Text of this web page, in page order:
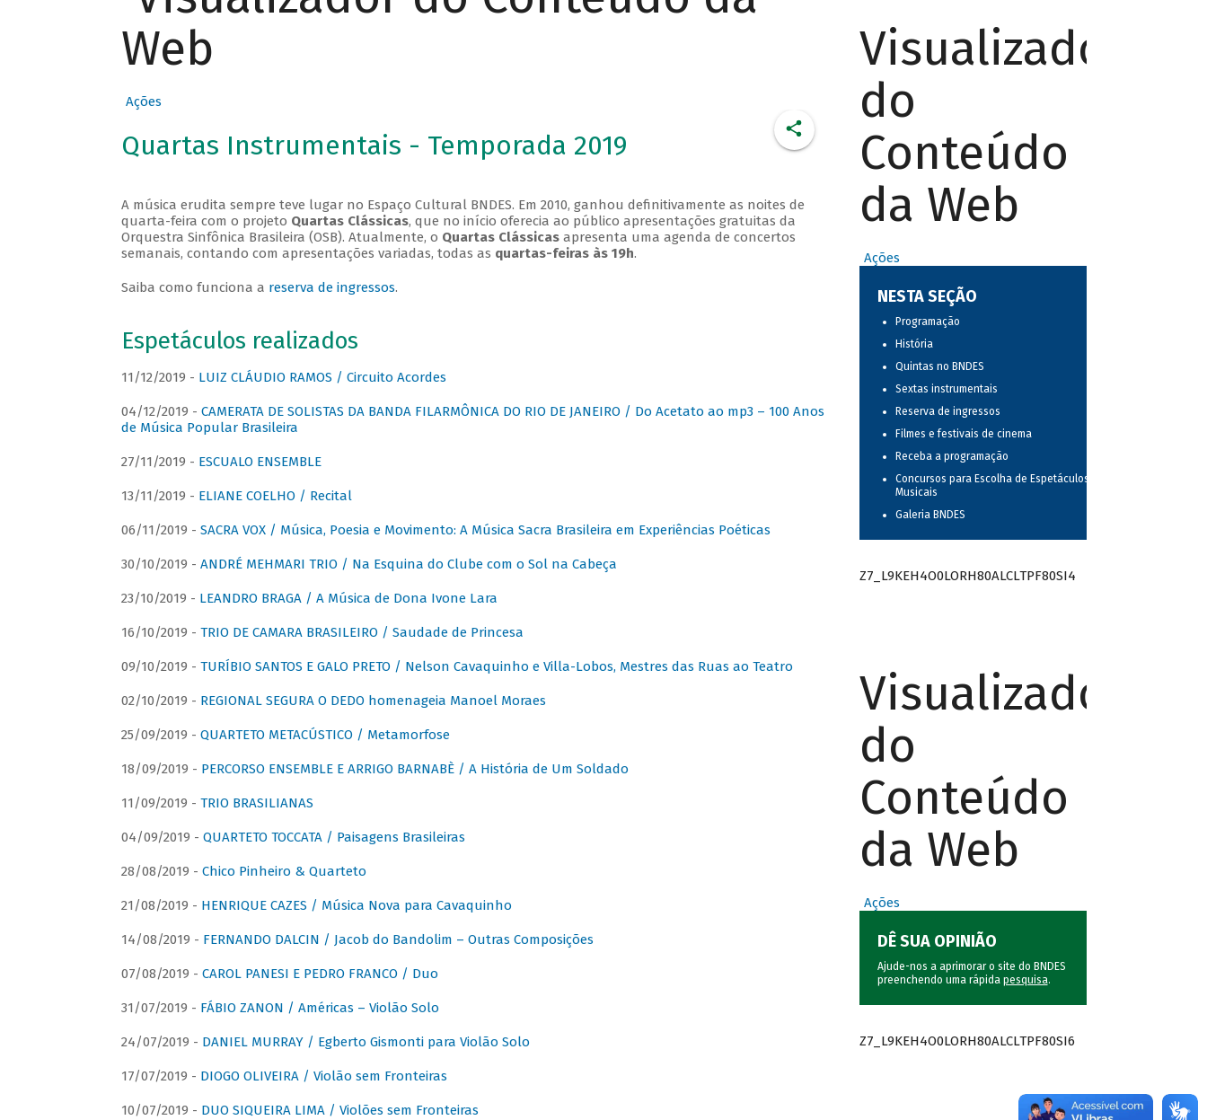
Web
Ações
Quartas Instrumentais - Temporada 2019
A música erudita sempre teve lugar no Espaço Cultural BNDES. Em 2010, ganhou definitivamente as noites de
quarta-feira com o projeto Quartas Clássicas, que no início oferecia ao público apresentações gratuitas da
Orquestra Sinfônica Brasileira (OSB). Atualmente, o Quartas Clássicasapresenta uma agenda de concertos
semanais, contando com apresentações variadas, todas as quartas-feiras às 19h.
Saiba como funciona a reserva de ingressos.
Espetáculos realizados
11/12/2019 - LUIZ CLÁUDIO RAMOS / Circuito Acordes
04/12/2019 - CAMERATA DE SOLISTAS DA BANDA FILARMÔNICA DO RIO DE JANEIRO / Do Acetato ao mp3 – 100 Anos
de Música Popular Brasileira
27/11/2019 - ESCUALO ENSEMBLE
13/11/2019 - ELIANE COELHO / Recital
06/11/2019 - SACRA VOX / Música, Poesia e Movimento: A Música Sacra Brasileira em Experiências Poéticas
30/10/2019 - ANDRÉ MEHMARI TRIO / Na Esquina do Clube com o Sol na Cabeça
23/10/2019 - LEANDRO BRAGA / A Música de Dona Ivone Lara
16/10/2019 - TRIO DE CAMARA BRASILEIRO / Saudade de Princesa
09/10/2019 - TURÍBIO SANTOS E GALO PRETO / Nelson Cavaquinho e Villa-Lobos, Mestres das Ruas ao Teatro
02/10/2019 - REGIONAL SEGURA O DEDO homenageia Manoel Moraes
25/09/2019 - QUARTETO METACÚSTICO / Metamorfose
18/09/2019 - PERCORSO ENSEMBLE E ARRIGO BARNABÈ / A História de Um Soldado
11/09/2019 - TRIO BRASILIANAS
04/09/2019 - QUARTETO TOCCATA / Paisagens Brasileiras
28/08/2019 - Chico Pinheiro & Quarteto
21/08/2019 - HENRIQUE CAZES / Música Nova para Cavaquinho
14/08/2019 - FERNANDO DALCIN / Jacob do Bandolim – Outras Composições
07/08/2019 - CAROL PANESI E PEDRO FRANCO / Duo
31/07/2019 - FÁBIO ZANON / Américas – Violão Solo
24/07/2019 - DANIEL MURRAY / Egberto Gismonti para Violão Solo
17/07/2019 - DIOGO OLIVEIRA / Violão sem Fronteiras
10/07/2019 - DUO SIQUEIRA LIMA / Violões sem Fronteiras
Visualizador
do
Conteúdo
da Web
Ações
NESTA SEÇÃO
Programação
História
Quintas no BNDES
Sextas instrumentais
Reserva de ingressos
Filmes e festivais de cinema
Receba a programação
Concursos para Escolha de Espetáculos
Musicais
Galeria BNDES
Z7_L9KEH4O0LORH80ALCLTPF80SI4
Visualizador
do
Conteúdo
da Web
Ações
DÊ SUA OPINIÃO
Ajude-nos a aprimorar o site do BNDES
preenchendo uma rápida pesquisa.
Z7_L9KEH4O0LORH80ALCLTPF80SI6